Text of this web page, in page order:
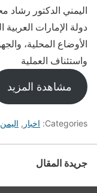
اليمني الدكتور رشاد
دولة الإمارات
الأوضاع المحلية،
واستئناف العملية
مشاهدة المزيد
Categories: اخبار , اليمن
جريدة المقال